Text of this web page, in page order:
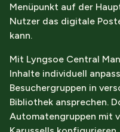
Menüpunkt auf der
Nutzer das digitale
kann.
Mit Lyngsoe Central
Inhalte individuell
Besuchergruppen in
Bibliothek ansprechen.
Automatengruppen mit